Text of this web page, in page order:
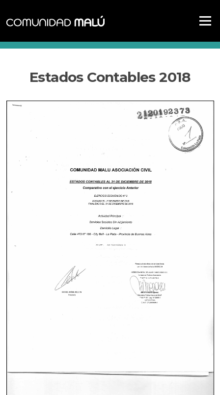
contenido
Menú
Estados Contables 2018